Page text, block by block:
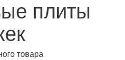
плиты
товара